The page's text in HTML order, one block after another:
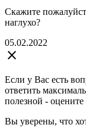
Скажите
наглухо?
05.02.2022
close
Если у Вас есть
ответить
полезной - оцените
Вы уверены, что